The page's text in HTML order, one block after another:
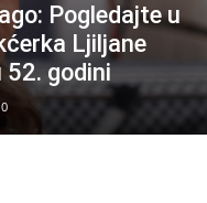
Pogledajte u
Ljiljane
52. godini
0